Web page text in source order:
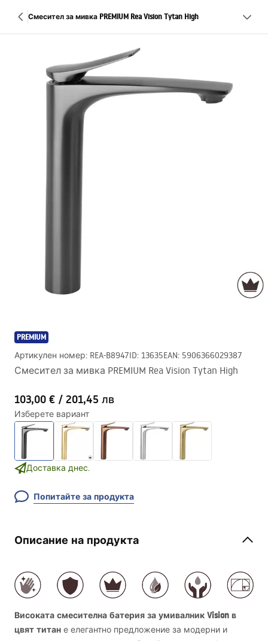
Смесител за мивка PREMIUM Rea Vision Tytan High
PREMIUM
Артикулен номер: REA-B8947ID: 13635EAN: 5906366029387
Смесител за мивка PREMIUM Rea Vision Tytan High
103,00 € / 201,45 лв
Изберете вариант
Доставка днес.
Попитайте за продукта
Описание на продукта
Високата смесителна батерия за умивалник Vision в
цвят титан е елегантно предложение за модерни и